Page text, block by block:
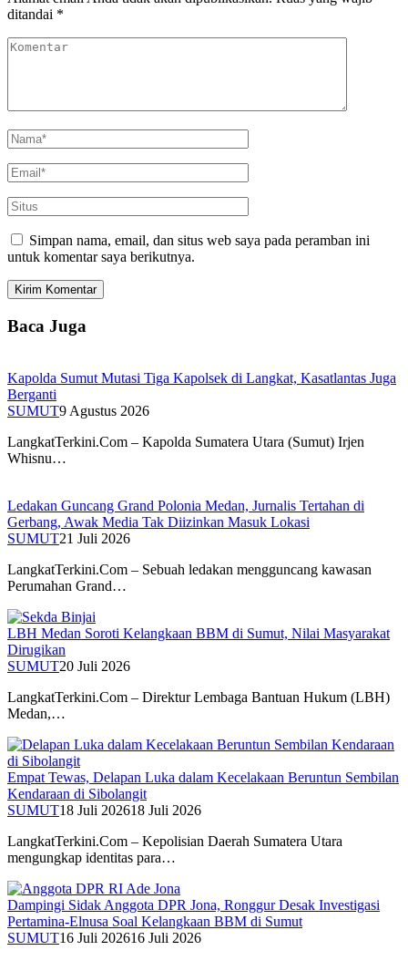
ditandai *
Simpan nama, email, dan situs web saya pada peramban ini
untuk komentar saya berikutnya.
Baca Juga
Kapolda Sumut Mutasi Tiga Kapolsek di Langkat, Kasatlantas Juga
Berganti
SUMUT9 Agustus 2026
LangkatTerkini.Com – Kapolda Sumatera Utara (Sumut) Irjen
Whisnu…
Ledakan Guncang Grand Polonia Medan, Jurnalis Tertahan di
Gerbang, Awak Media Tak Diizinkan Masuk Lokasi
SUMUT21 Juli 2026
LangkatTerkini.Com – Sebuah ledakan mengguncang kawasan
Perumahan Grand…
LBH Medan Soroti Kelangkaan BBM di Sumut, Nilai Masyarakat
Dirugikan
SUMUT20 Juli 2026
LangkatTerkini.Com – Direktur Lembaga Bantuan Hukum (LBH)
Medan,…
Empat Tewas, Delapan Luka dalam Kecelakaan Beruntun Sembilan
Kendaraan di Sibolangit
SUMUT18 Juli 202618 Juli 2026
LangkatTerkini.Com – Kepolisian Daerah Sumatera Utara
mengungkap identitas para…
Dampingi Sidak Anggota DPR Jona, Ronggur Desak Investigasi
Pertamina-Elnusa Soal Kelangkaan BBM di Sumut
SUMUT16 Juli 202616 Juli 2026